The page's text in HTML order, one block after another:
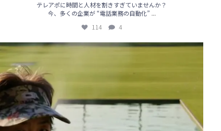
テレアポに時間と人材を割きすぎていませんか？
今、多くの企業が “電話業務の自動化” ...
114 4
【🔥AIテレアポで営業が変わる！導入事例も続々アップ中】